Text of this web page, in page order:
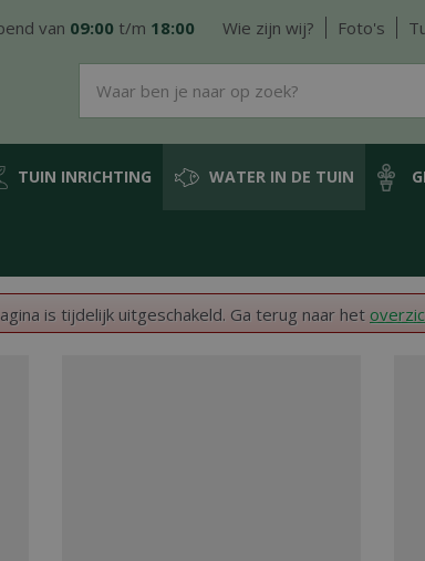
van 09:00 t/m 18:00 Wie zijn wij? Foto's
TUIN INRICHTING WATER IN DE TUIN
is tijdelijk uitgeschakeld. Ga terug naar het